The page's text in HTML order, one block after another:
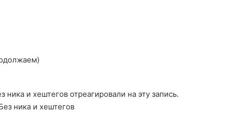
ника и хештегов отреагировали на эту запись.
ника и хештегов